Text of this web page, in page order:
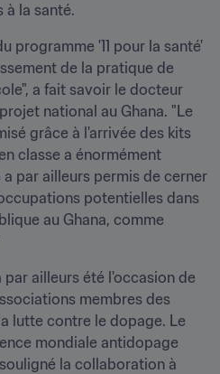
à la santé.
programme '11 pour la santé'
de la pratique de
a fait savoir le docteur
national au Ghana. "Le
grâce à l'arrivée des kits
classe a énormément
par ailleurs permis de cerner
potentielles dans
au Ghana, comme
par ailleurs été l'occasion de
membres des
lutte contre le dopage. Le
mondiale antidopage
la collaboration à